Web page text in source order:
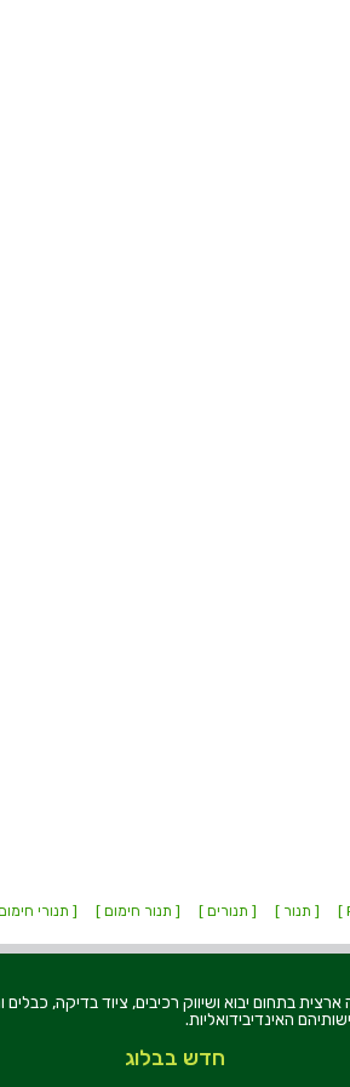
[ תנור ] [ תנורים ] [ תנור חימום ] [ תנורי
בע"מ, הוקמה בשנת 1979, הינה מובילה ארצית בתחום יבוא ושיווק
האינדיבידואליות.
חדש בבלוג